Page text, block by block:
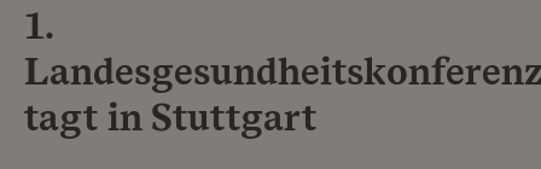
1.
tagt in Stuttgart